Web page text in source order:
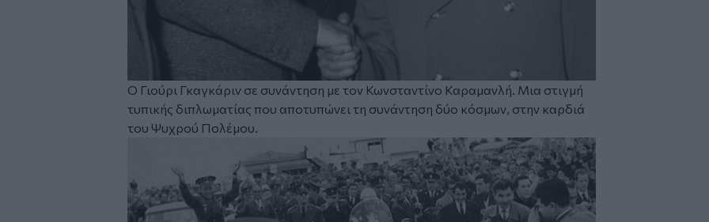
Ο Γιούρι Γκαγκάριν σε συνάντηση με τον Κωνσταντίνο Καραμανλή. Μια στιγμή
τυπικής διπλωματίας που αποτυπώνει τη συνάντηση δύο κόσμων, στην καρδιά
του Ψυχρού Πολέμου.